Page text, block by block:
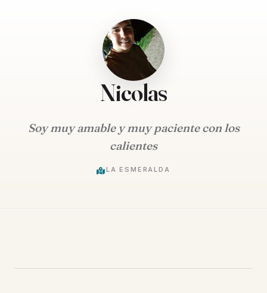
Nicolas
Soy muy amable y muy paciente con los
calientes
LA ESMERALDA